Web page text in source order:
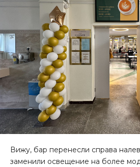
Вижу, бар перенесли справа
заменили освещение на более